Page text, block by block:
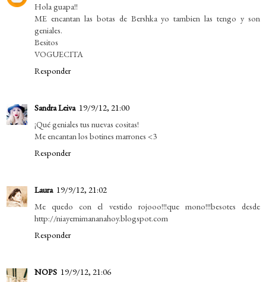
Hola guapa!!
ME encantan las botas de Bershka yo tambien las tengo y son
geniales.
Besitos
VOGUECITA
Responder
Sandra Leiva 19/9/12, 21:00
¡Qué geniales tus nuevas cositas!
Me encantan los botines marrones <3
Responder
Laura 19/9/12, 21:02
Me quedo con el vestido rojooo!!!que mono!!!besotes desde
http://niayernimananahoy.blogspot.com
Responder
NOPS 19/9/12, 21:06